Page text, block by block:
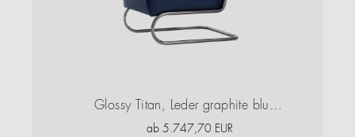
Glossy Titan, Leder graphite blue, Buche graphite blue, Hochglanzlack
ab 5.747,70 EUR